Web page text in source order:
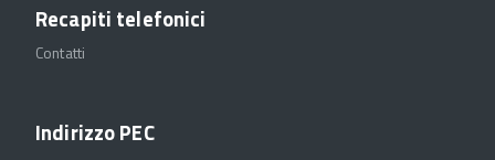
Recapiti telefonici
Contatti
Indirizzo PEC